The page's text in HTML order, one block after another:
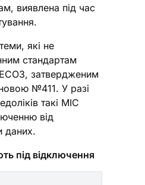
виявлена під час
які не
стандартам
затвердженим
№411. У разі
такі МІС
від
даних.
під відключення